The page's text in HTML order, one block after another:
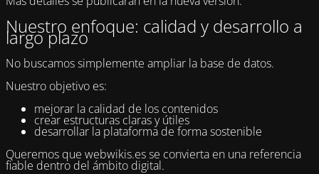
Nuestro enfoque: calidad y desarrollo a
largo plazo
No buscamos simplemente ampliar la base de datos.
Nuestro objetivo es:
mejorar la calidad de los contenidos
crear estructuras claras y útiles
desarrollar la plataforma de forma sostenible
Queremos que webwikis.es se convierta en una referencia
fiable dentro del ámbito digital.